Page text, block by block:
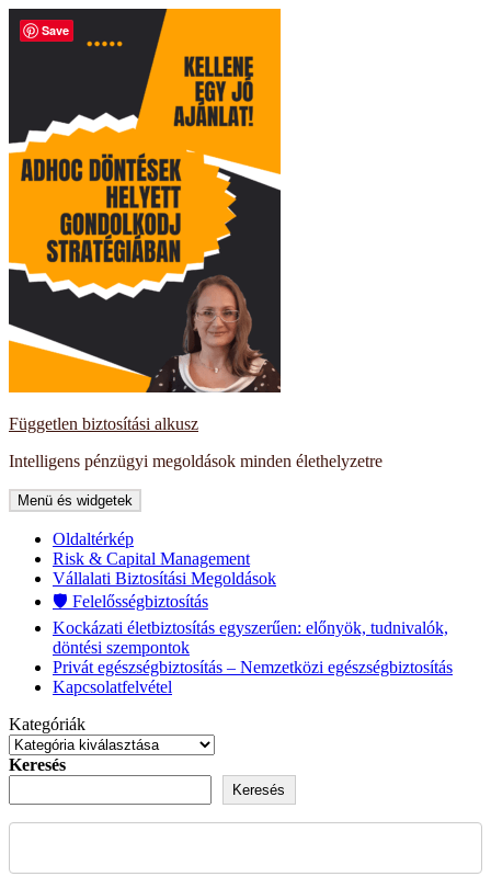
Kilépés
Független biztosítási alkusz
Intelligens pénzügyi megoldások minden élethelyzetre
Menü és widgetek
Oldaltérkép
Risk & Capital Management
Vállalati Biztosítási Megoldások
🛡️ Felelősségbiztosítás
Kockázati életbiztosítás egyszerűen: előnyök, tudnivalók,
döntési szempontok
Privát egészségbiztosítás – Nemzetközi egészségbiztosítás
Kapcsolatfelvétel
Kategóriák
Keresés
Keresés
Save